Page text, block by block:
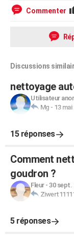
Commenter
Discussions
nettoyage
Utilisateur
Mg - 13 mai
15 réponses
Comment
goudron ?
Fleur- 30 sept.
5 réponses